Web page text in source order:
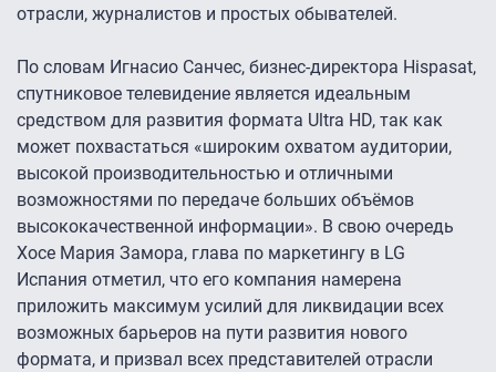
отрасли, журналистов и простых обывателей.
По словам Игнасио Санчес, бизнес-директора Hispasat,
спутниковое телевидение является идеальным
средством для развития формата Ultra HD, так как
может похвастаться «широким охватом аудитории,
высокой производительностью и отличными
возможностями по передаче больших объёмов
высококачественной информации». В свою очередь
Хосе Мария Замора, глава по маркетингу в LG
Испания отметил, что его компания намерена
приложить максимум усилий для ликвидации всех
возможных барьеров на пути развития нового
формата, и призвал всех представителей отрасли